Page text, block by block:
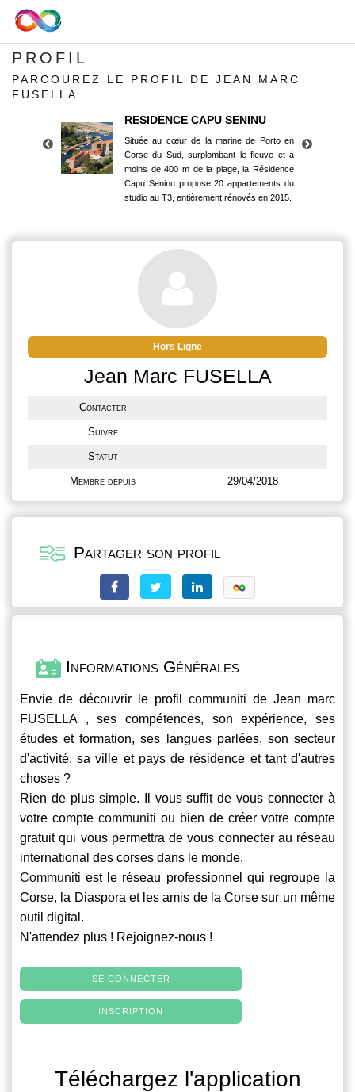
PROFIL
PARCOUREZ LE PROFIL DE JEAN MARC
FUSELLA
RESIDENCE CAPU SENINU
Située au cœur de la marine de Porto en
Corse du Sud, surplombant le fleuve et à
moins de 400 m de la plage, la Résidence
Capu Seninu propose 20 appartements du
studio au T3, entièrement rénovés en 2015.
Corse du Sud, surplombant le fleuve et à
moins de 400 m de la plage, la Résidence
Capu Seninu propose 20 appartements du
studio au T3, entièrement rénovés en 2015.
Hors Ligne
Jean Marc FUSELLA
Contacter
Suivre
Statut
Membre depuis 29/04/2018
Partager son profil
Informations Générales
Envie de découvrir le profil communiti de Jean marc
FUSELLA , ses compétences, son expérience, ses
études et formation, ses langues parlées, son secteur
d'activité, sa ville et pays de résidence et tant d'autres
choses ?
Rien de plus simple. Il vous suffit de vous connecter à
votre compte communiti ou bien de créer votre compte
gratuit qui vous permettra de vous connecter au réseau
international des corses dans le monde.
Communiti est le réseau professionnel qui regroupe la
Corse, la Diaspora et les amis de la Corse sur un même
outil digital.
N'attendez plus ! Rejoignez-nous !
SE CONNECTER
INSCRIPTION
Téléchargez l'application